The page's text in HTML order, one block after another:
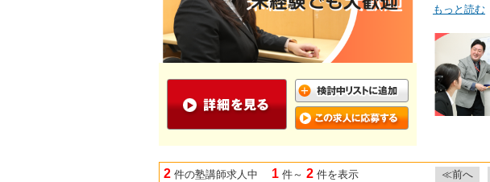
もっと読む
2 件の塾講師求人中 1 件～ 2 件を表示 ≪前へ